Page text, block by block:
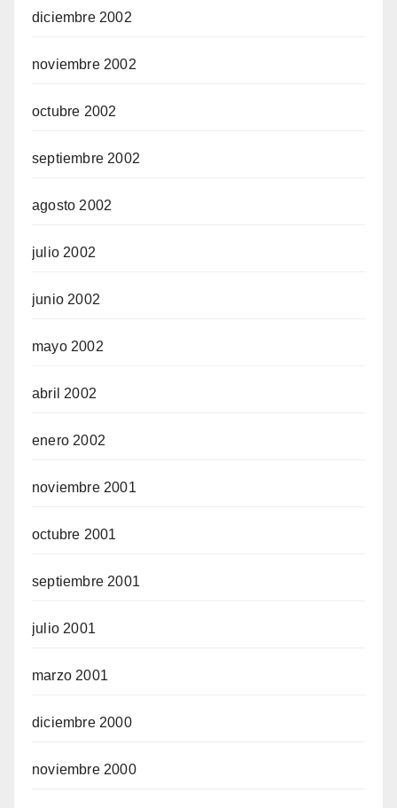
diciembre 2002
noviembre 2002
octubre 2002
septiembre 2002
agosto 2002
julio 2002
junio 2002
mayo 2002
abril 2002
enero 2002
noviembre 2001
octubre 2001
septiembre 2001
julio 2001
marzo 2001
diciembre 2000
noviembre 2000